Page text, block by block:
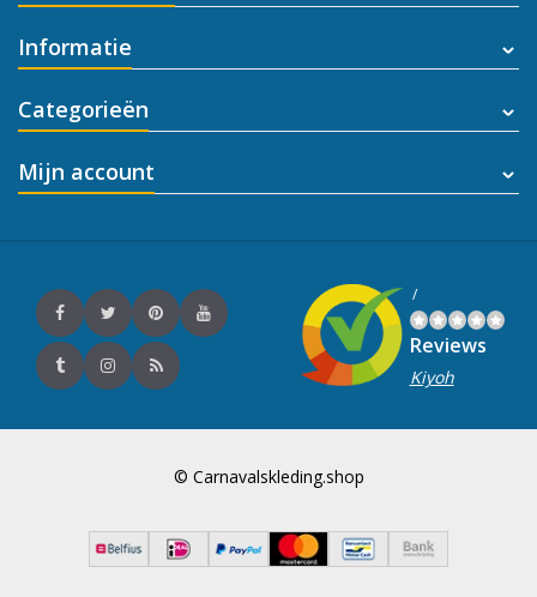
Informatie
Categorieën
Mijn account
/
Reviews
Kiyoh
© Carnavalskleding.shop